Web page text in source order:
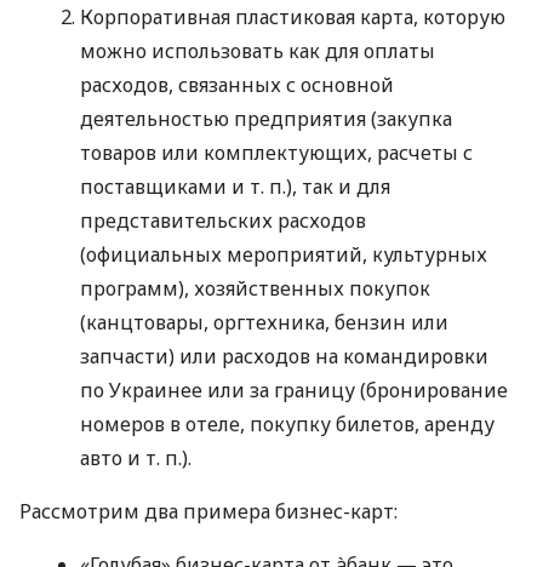
Корпоративная пластиковая карта, которую
можно использовать как для оплаты
расходов, связанных с основной
деятельностью предприятия (закупка
товаров или комплектующих, расчеты с
поставщиками и т. п.), так и для
представительских расходов
(официальных мероприятий, культурных
программ), хозяйственных покупок
(канцтовары, оргтехника, бензин или
запчасти) или расходов на командировки
по Украинее или за границу (бронирование
номеров в отеле, покупку билетов, аренду
авто и т. п.).
Рассмотрим два примера бизнес-карт: